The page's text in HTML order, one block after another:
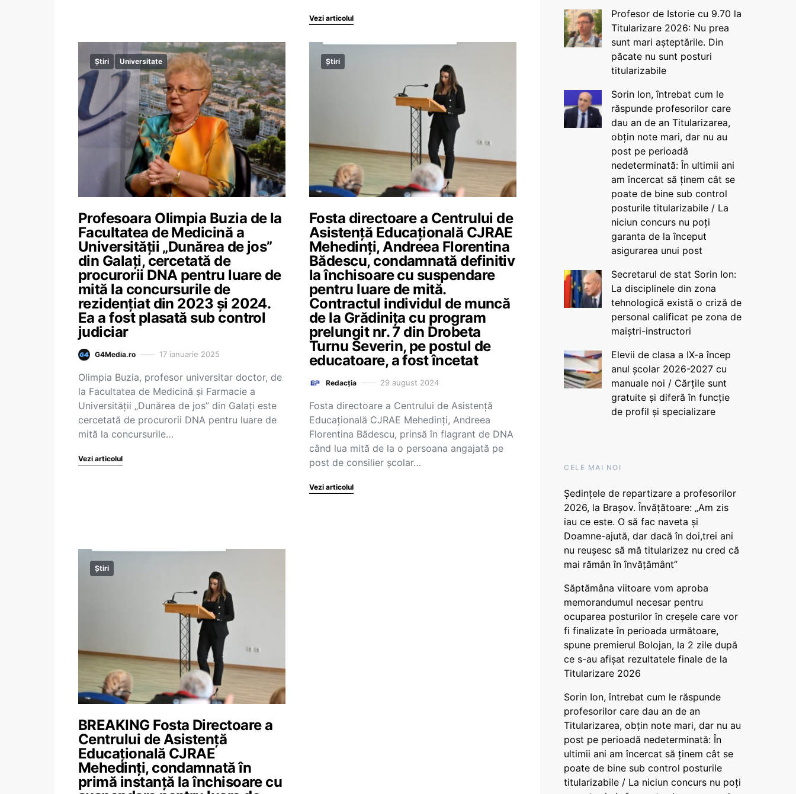
Vezi articolul
Știri Universitate
Profesoara Olimpia Buzia de la
Facultatea de Medicină a
Universității „Dunărea de jos”
din Galați, cercetată de
procurorii DNA pentru luare de
mită la concursurile de
rezidențiat din 2023 și 2024.
Ea a fost plasată sub control
judiciar
G4Media.ro 17 ianuarie 2025
Olimpia Buzia, profesor universitar doctor, de
la Facultatea de Medicină și Farmacie a
Universității „Dunărea de jos” din Galați este
cercetată de procurorii DNA pentru luare de
mită la concursurile…
Vezi articolul
Știri
Fosta directoare a Centrului de
Asistență Educațională CJRAE
Mehedinți, Andreea Florentina
Bădescu, condamnată definitiv
la închisoare cu suspendare
pentru luare de mită.
Contractul individul de muncă
de la Grădinița cu program
prelungit nr. 7 din Drobeta
Turnu Severin, pe postul de
educatoare, a fost încetat
Redacția 29 august 2024
Fosta directoare a Centrului de Asistență
Educațională CJRAE Mehedinți, Andreea
Florentina Bădescu, prinsă în flagrant de DNA
când lua mită de la o persoana angajată pe
post de consilier școlar…
Vezi articolul
Știri
BREAKING Fosta Directoare a
Centrului de Asistență
Educațională CJRAE
Mehedinți, condamnată în
primă instanță la închisoare cu
Profesor de Istorie cu 9.70 la
Titularizare 2026: Nu prea
sunt mari așteptările. Din
păcate nu sunt posturi
titularizabile
Sorin Ion, întrebat cum le
răspunde profesorilor care
dau an de an Titularizarea,
obțin note mari, dar nu au
post pe perioadă
nedeterminată: În ultimii ani
am încercat să ținem cât se
poate de bine sub control
posturile titularizabile / La
niciun concurs nu poți
garanta de la început
asigurarea unui post
Secretarul de stat Sorin Ion:
La disciplinele din zona
tehnologică există o criză de
personal calificat pe zona de
maiștri-instructori
Elevii de clasa a IX-a încep
anul școlar 2026-2027 cu
manuale noi / Cărțile sunt
gratuite și diferă în funcție
de profil și specializare
CELE MAI NOI
Ședințele de repartizare a profesorilor
2026, la Brașov. Învățătoare: „Am zis
iau ce este. O să fac naveta și
Doamne-ajută, dar dacă în doi,trei ani
nu reușesc să mă titularizez nu cred că
mai rămân în învățământ”
Săptămâna viitoare vom aproba
memorandumul necesar pentru
ocuparea posturilor în creșele care vor
fi finalizate în perioada următoare,
spune premierul Bolojan, la 2 zile după
ce s-au afișat rezultatele finale de la
Titularizare 2026
Sorin Ion, întrebat cum le răspunde
profesorilor care dau an de an
Titularizarea, obțin note mari, dar nu au
post pe perioadă nedeterminată: În
ultimii ani am încercat să ținem cât se
poate de bine sub control posturile
titularizabile / La niciun concurs nu poți